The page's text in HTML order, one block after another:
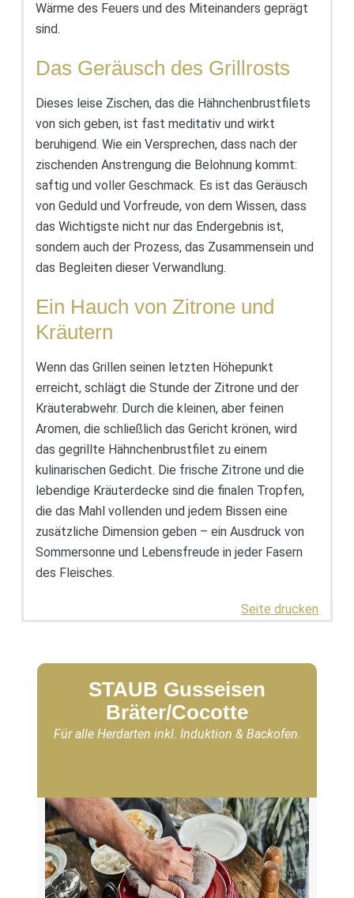
Wärme des Feuers und des Miteinanders geprägt
sind.
Das Geräusch des Grillrosts
Dieses leise Zischen, das die Hähnchenbrustfilets
von sich geben, ist fast meditativ und wirkt
beruhigend. Wie ein Versprechen, dass nach der
zischenden Anstrengung die Belohnung kommt:
saftig und voller Geschmack. Es ist das Geräusch
von Geduld und Vorfreude, von dem Wissen, dass
das Wichtigste nicht nur das Endergebnis ist,
sondern auch der Prozess, das Zusammensein und
das Begleiten dieser Verwandlung.
Ein Hauch von Zitrone und
Kräutern
Wenn das Grillen seinen letzten Höhepunkt
erreicht, schlägt die Stunde der Zitrone und der
Kräuterabwehr. Durch die kleinen, aber feinen
Aromen, die schließlich das Gericht krönen, wird
das gegrillte Hähnchenbrustfilet zu einem
kulinarischen Gedicht. Die frische Zitrone und die
lebendige Kräuterdecke sind die finalen Tropfen,
die das Mahl vollenden und jedem Bissen eine
zusätzliche Dimension geben – ein Ausdruck von
Sommersonne und Lebensfreude in jeder Fasern
des Fleisches.
Seite drucken
STAUB Gusseisen
Bräter/Cocotte
Für alle Herdarten inkl. Induktion & Backofen.